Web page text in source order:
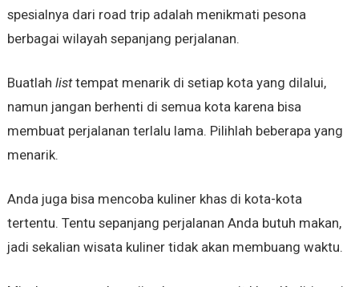
spesialnya dari road trip adalah menikmati pesona
berbagai wilayah sepanjang perjalanan.
Buatlah listtempat menarik di setiap kota yang dilalui,
namun jangan berhenti di semua kota karena bisa
membuat perjalanan terlalu lama. Pilihlah beberapa yang
menarik.
Anda juga bisa mencoba kuliner khas di kota-kota
tertentu. Tentu sepanjang perjalanan Anda butuh makan,
jadi sekalian wisata kuliner tidak akan membuang waktu.